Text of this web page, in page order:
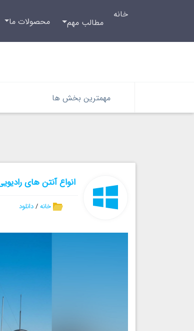
خانه
مطالب مهم محصولات ما
مهمترین بخش ها
انواع آنتن های
خانه/دانلود